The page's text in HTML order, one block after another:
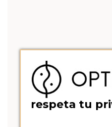
respeta tu